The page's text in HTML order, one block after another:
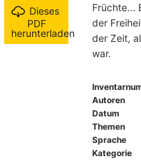
Dieses
PDF
herunterladen
Früchte...
der
der Zeit,
war.
Autoren
Datum
Themen
Sprache
Kategorie